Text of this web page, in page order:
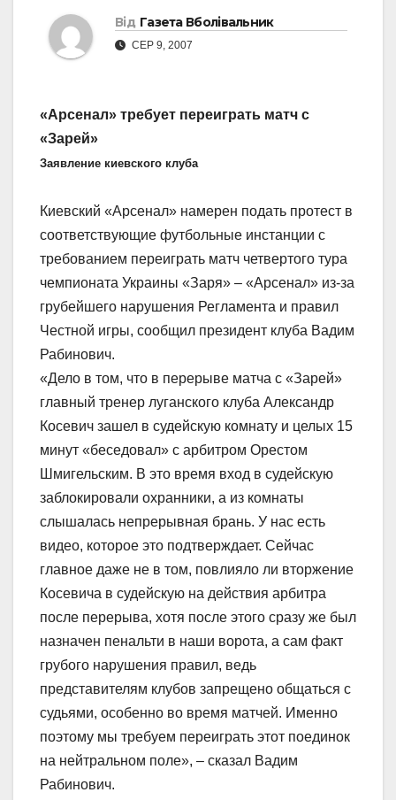
Від Газета Вболівальник
СЕР 9, 2007
«Арсенал» требует переиграть матч с
«Зарей»
Заявление киевского клуба
Киевский «Арсенал» намерен подать протест в
соответствующие футбольные инстанции с
требованием переиграть матч четвертого тура
чемпионата Украины «Заря» – «Арсенал» из-за
грубейшего нарушения Регламента и правил
Честной игры, сообщил президент клуба Вадим
Рабинович.
«Дело в том, что в перерыве матча с «Зарей»
главный тренер луганского клуба Александр
Косевич зашел в судейскую комнату и целых 15
минут «беседовал» с арбитром Орестом
Шмигельским. В это время вход в судейскую
заблокировали охранники, а из комнаты
слышалась непрерывная брань. У нас есть
видео, которое это подтверждает. Сейчас
главное даже не в том, повлияло ли вторжение
Косевича в судейскую на действия арбитра
после перерыва, хотя после этого сразу же был
назначен пенальти в наши ворота, а сам факт
грубого нарушения правил, ведь
представителям клубов запрещено общаться с
судьями, особенно во время матчей. Именно
поэтому мы требуем переиграть этот поединок
на нейтральном поле», – сказал Вадим
Рабинович.